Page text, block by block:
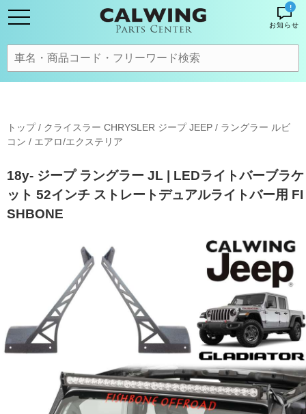
!
お知らせ
トップ/ クライスラー CHRYSLER ジープ JEEP / ラングラー ルビ
コン / エアロ/エクステリア
18y- ジープ ラングラー JL | LEDライトバーブラケ
ット 52インチ ストレートデュアルライトバー用 FI
SHBONE